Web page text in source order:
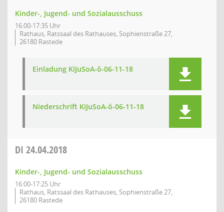
Kinder-, Jugend- und Sozialausschuss
16:00-17:35 Uhr
Rathaus, Ratssaal des Rathauses, Sophienstraße 27,
26180 Rastede
Einladung KiJuSoA-ö-06-11-18
Niederschrift KiJuSoA-ö-06-11-18
DI 24.04.2018
Kinder-, Jugend- und Sozialausschuss
16:00-17:25 Uhr
Rathaus, Ratssaal des Rathauses, Sophienstraße 27,
26180 Rastede